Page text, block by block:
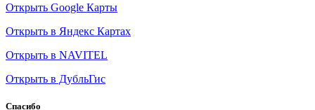
Открыть Google Карты
Открыть в Яндекс Картах
Открыть в NAVITEL
Открыть в ДубльГис
Спасибо